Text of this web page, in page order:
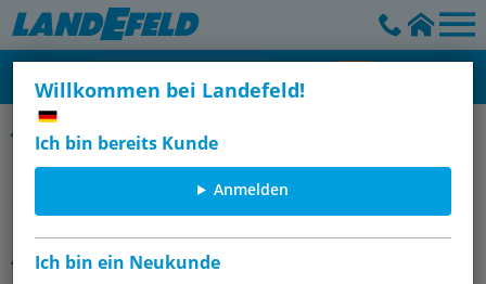
Willkommen bei Landefeld!
Ich bin bereits Kunde
Anmelden
Ich bin ein Neukunde
Verschlussstecker für Schnellkupplungsdosen, Typ DP
Kamlock-Verschlussstecker (DP)
1/2", Messing
Artikelnummer: KLSV 12 MS